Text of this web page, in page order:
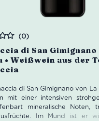
di San
• Weißwein aus der
(0)
di San Gimignano von
mit einer intensiven
mineralische Noten,
Im Mund ist er